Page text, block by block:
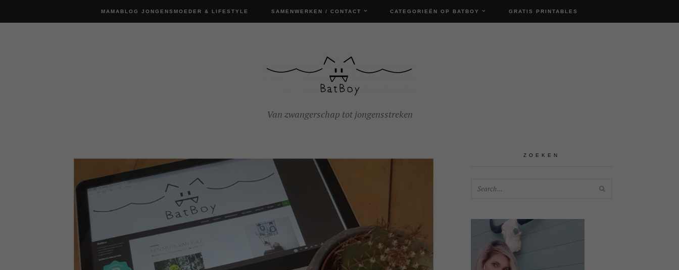
MAMABLOG JONGENSMOEDER & LIFESTYLE SAMENWERKEN / CONTACT CATEGORIEËN OP BATBOY GRATIS PRINTABLES
Van zwangerschap tot jongensstreken
ZOEKEN